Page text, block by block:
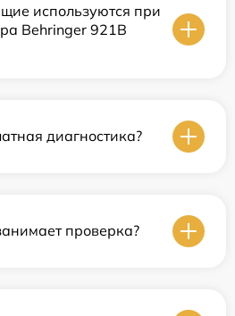
используются при
Behringer 921B
диагностика?
проверка?